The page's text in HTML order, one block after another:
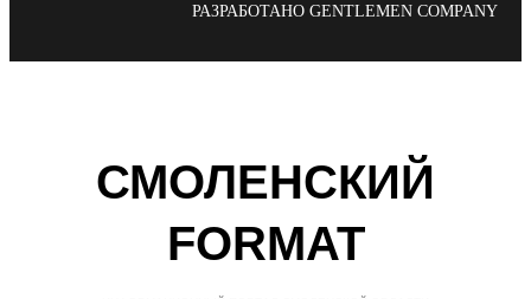
РАЗРАБОТАНО GENTLEMEN COMPANY
СМОЛЕНСКИЙ
FORMAT